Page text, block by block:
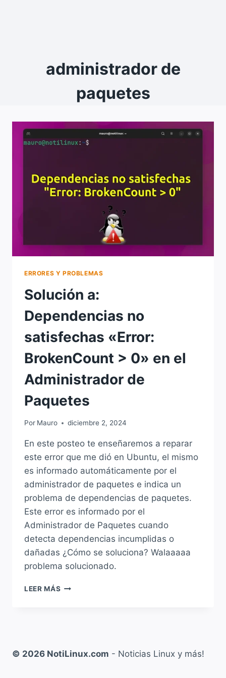
administrador de
paquetes
ERRORES Y PROBLEMAS
Solución a:
Dependencias no
satisfechas «Error:
BrokenCount > 0» en el
Administrador de
Paquetes
Por Mauro diciembre 2, 2024
En este posteo te enseñaremos a reparar
este error que me dió en Ubuntu, el mismo
es informado automáticamente por el
administrador de paquetes e indica un
problema de dependencias de paquetes.
Este error es informado por el
Administrador de Paquetes cuando
detecta dependencias incumplidas o
dañadas ¿Cómo se soluciona? Walaaaaa
problema solucionado.
LEER MÁS SOLUCIÓN
BROKENCOUNT
© 2026 NotiLinux.com - Noticias Linux y más!